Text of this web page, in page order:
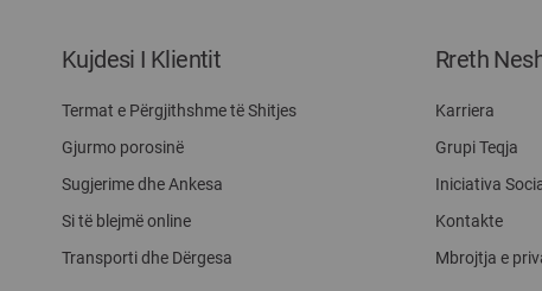
Kujdesi I Klientit
Termat e Përgjithshme të Shitjes
Gjurmo porosinë
Sugjerime dhe Ankesa
Si të blejmë online
Transporti dhe Dërgesa
Rreth
Karriera
Grupi Teqja
Iniciativa
Kontakte
Mbrojtja e